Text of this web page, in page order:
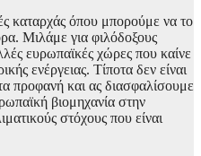
καταρχάς όπου μπορούμε να το
Μιλάμε για φιλόδοξους
ευρωπαϊκές χώρες που καίνε
ενέργειας. Τίποτα δεν είναι
προφανή και ας διασφαλίσουμε
βιομηχανία στην
στόχους που είναι